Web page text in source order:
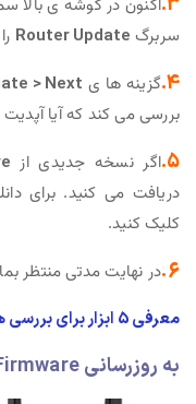
اکنون در گوشه ی
سربرگ Router Update
4. گزینه ها ی > Next
بررسی می کند که آیا
5. اگر نسخه جدیدی از
دریافت می کنید. برای
کلیک کنید.
6. در نهایت مدتی منتظر
معرفی 5 ابزار برای بررسی هک WiF
به روزرسانی Firmware روتر Linksys